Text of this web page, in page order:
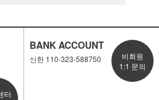
터
BANK ACCOUNT
신한 110-323-588750
비회원
1:1 문의